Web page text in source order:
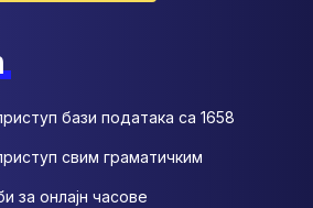
бази података са 1658
свим граматичким
онлајн часове